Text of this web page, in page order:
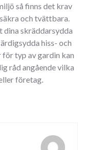
så finns det krav
och tvättbara.
dina skräddarsydda
hiss- och
typ av gardin kan
råd angående vilka
företag.